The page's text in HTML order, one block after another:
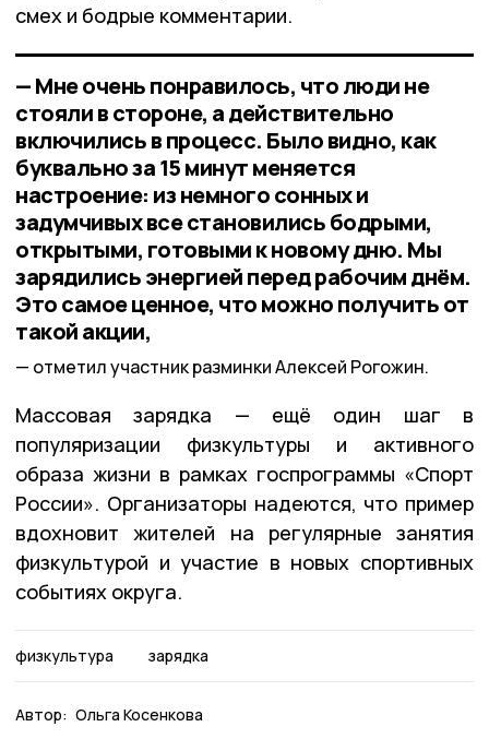
смех и бодрые комментарии.
— Мне очень понравилось, что люди не
стояли в стороне, а действительно
включились в процесс. Было видно, как
буквально за 15 минут меняется
настроение: из немного сонных и
задумчивых все становились бодрыми,
открытыми, готовыми к новому дню. Мы
зарядились энергией перед рабочим днём.
Это самое ценное, что можно получить от
такой акции,
отметил участник разминки Алексей Рогожин.
Массовая зарядка — ещё один шаг в
популяризации физкультуры и активного
образа жизни в рамках госпрограммы «Спорт
России». Организаторы надеются, что пример
вдохновит жителей на регулярные занятия
физкультурой и участие в новых спортивных
событиях округа.
физкультура зарядка
Автор: Ольга Косенкова